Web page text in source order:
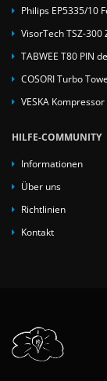
Philips EP5335/10
VisorTech TSZ-
TABWEE T80 PIN
COSORI Turbo
VESKA
HILFE-COMMUNITY
Informationen
Über uns
Richtlinien
Kontakt